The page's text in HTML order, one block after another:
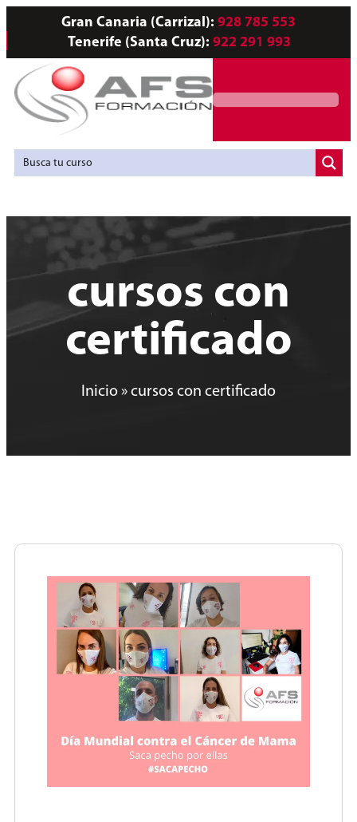
Gran Canaria (Carrizal): 928 785 553
Tenerife (Santa Cruz): 922 291 993
cursos con
certificado
Inicio » cursos con certificado